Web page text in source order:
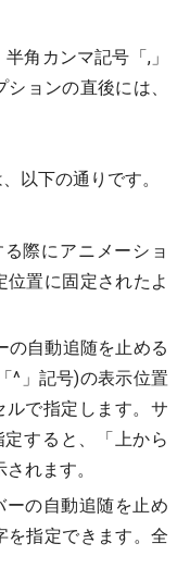
角カンマ記号「,」
ョンの直後には、
以下の通りです。
る際にアニメーショ
位置に固定されたよ
の自動追随を止める
^」記号)の表示位置
ルで指定します。サ
すると、「上から
れます。
ーの自動追随を止め
を指定できます。全